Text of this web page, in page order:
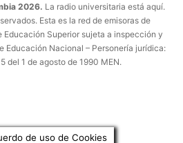
2026. La radio universitaria está aquí.
Esta es la red de emisoras de
Educación Superior sujeta a inspección y
Educación Nacional – Personería jurídica:
del 1 de agosto de 1990 MEN.
de uso de Cookies